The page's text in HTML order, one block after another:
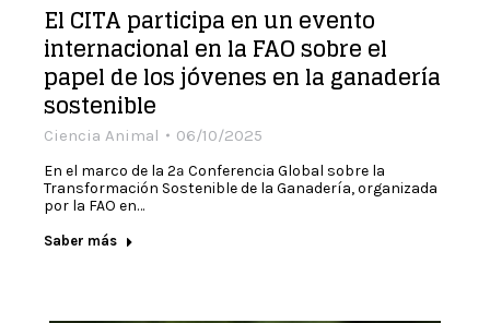
El CITA participa en un evento
internacional en la FAO sobre el
papel de los jóvenes en la ganadería
sostenible
Ciencia Animal 06/10/2025
En el marco de la 2ª Conferencia Global sobre la
Transformación Sostenible de la Ganadería, organizada
por la FAO en…
Saber más